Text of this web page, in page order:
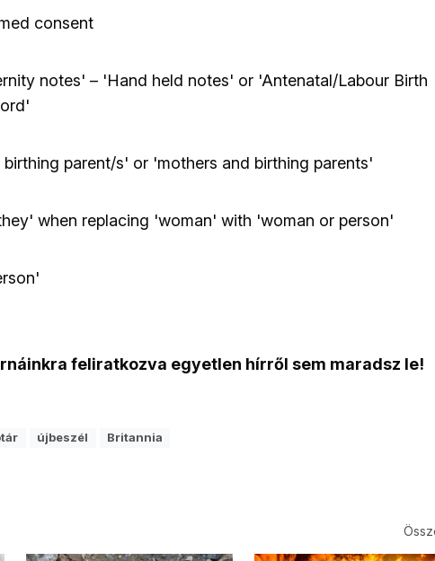
consent
notes' – 'Hand held notes' or 'Antenatal/Labour Birth
parent/s' or 'mothers and birthing parents'
when replacing 'woman' with 'woman or person'
feliratkozva egyetlen hírről sem maradsz le!
újbeszél Britannia